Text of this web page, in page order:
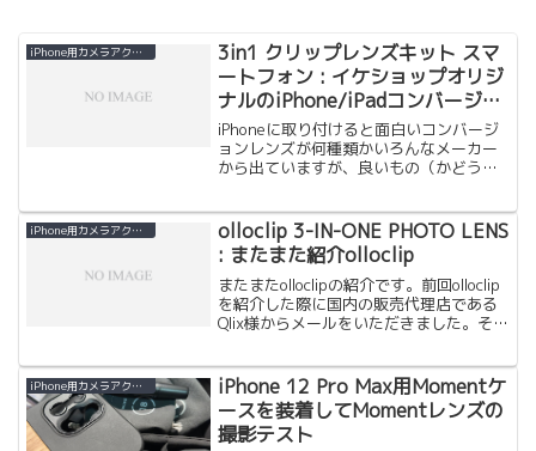
iPhone用カメラアクセサリー
3in1 クリップレンズキット スマ
ートフォン : イケショップオリジ
ナルのiPhone/iPadコンバージョ
ンレンズを買ってみました。
iPhoneに取り付けると面白いコンバージ
ョンレンズが何種類かいろんなメーカー
から出ていますが、良いもの（かどうか
ったりして揃える気にもなりません。と
いうことで、今回ク...
iPhone用カメラアクセサリー
olloclip 3-IN-ONE PHOTO LENS
: またまた紹介olloclip
またまたolloclipの紹介です。前回olloclip
を紹介した際に国内の販売代理店である
Qlix様からメールをいただきました。そし
した。 今回はパッケージに入った
olloclip（黒）です。このoll...
iPhone用カメラアクセサリー
iPhone 12 Pro Max用Momentケ
ースを装着してMomentレンズの
撮影テスト